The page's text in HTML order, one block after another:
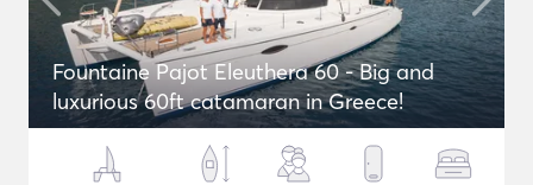
Fountaine Pajot Eleuthera 60 - Big and
luxurious 60ft catamaran in Greece!